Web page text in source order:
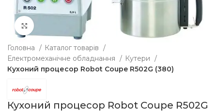
Клацніть, щоб збільшити
Головна
Каталог товарів
Електромеханічне обладнання
Кутери
Кухоний процесор Robot Coupe R502G (380)
Кухоний процесор Robot Coupe R502G